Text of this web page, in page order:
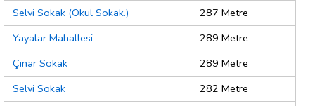
Selvi Sokak (Okul Sokak.)
287 Metre
Yayalar Mahallesi
289 Metre
Çınar Sokak
289 Metre
Selvi Sokak
282 Metre